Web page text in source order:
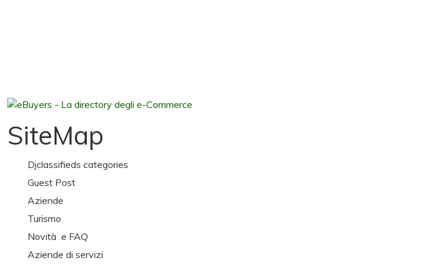
SiteMap
Djclassifieds categories
Guest Post
Aziende
Turismo
Novità e FAQ
Aziende di servizi